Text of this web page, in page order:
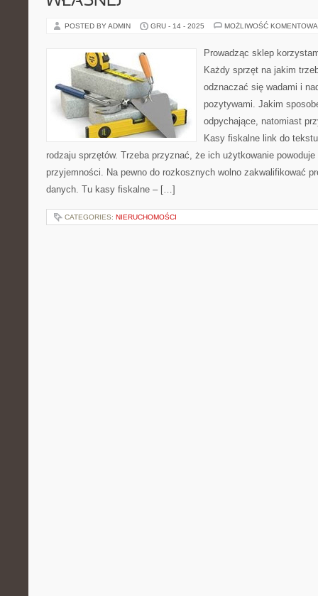
POSTED BY ADMIN GRU - 14 - 2025 MOŻLIWOŚĆ
Prowadząc sklep
Każdy sprzęt na jakim
odznaczać się wadami i
pozytywami. Jakim
odpychające, natomiast
Kasy fiskalne link do
rodzaju sprzętów. Trzeba przyznać, że ich użytkowanie
przyjemności. Na pewno do rozkosznych wolno zakwalifikować
danych. Tu kasy fiskalne – […]
CATEGORIES: NIERUCHOMOŚCI